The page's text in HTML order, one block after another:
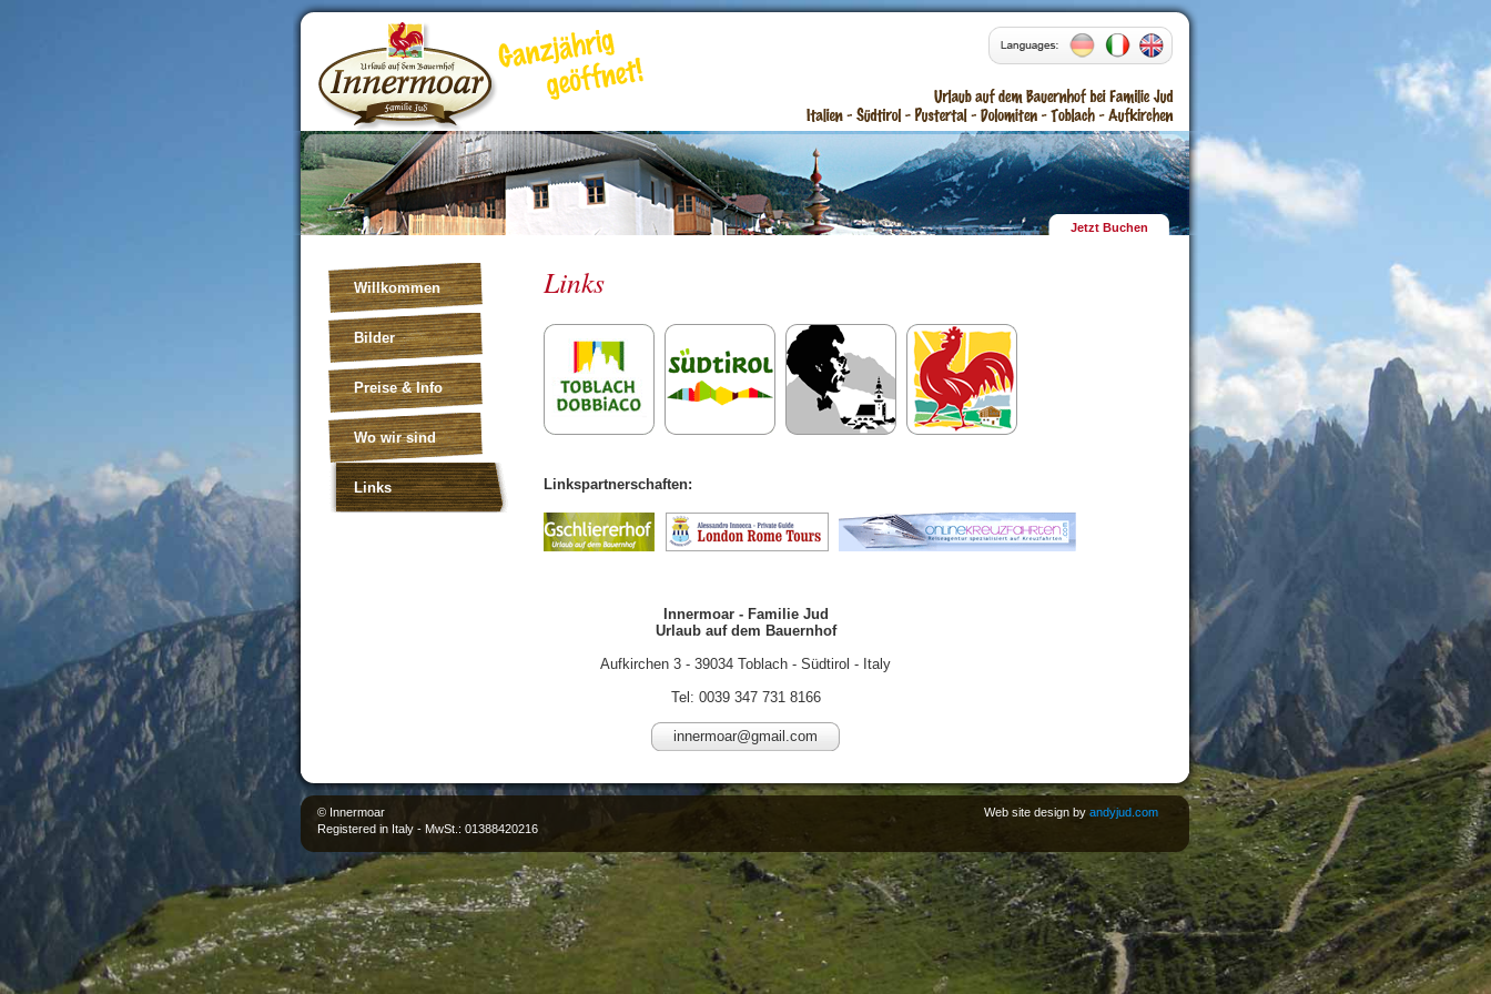
Jetzt Buchen
Willkommen
Bilder
Preise & Info
Wo wir sind
Links
Links
Linkspartnerschaften:
Innermoar - Familie Jud
Urlaub auf dem Bauernhof
Aufkirchen 3 - 39034 Toblach - Südtirol - Italy
Tel: 0039 347 731 8166
innermoar@gmail.com
Web site design by andyjud.com
© Innermoar
Registered in Italy - MwSt.: 01388420216